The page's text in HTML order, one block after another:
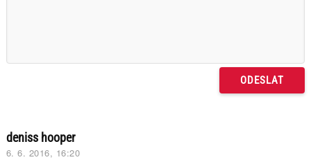
deniss hooper
6. 6. 2016, 16:20